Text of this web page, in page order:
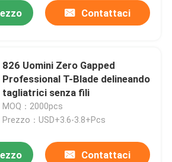
Contattaci
826 Uomini Zero Gapped
Professional T-Blade delineando
tagliatrici senza fili
MOQ：2000pcs
Prezzo：USD+3.6-3.8+Pcs
Contattaci